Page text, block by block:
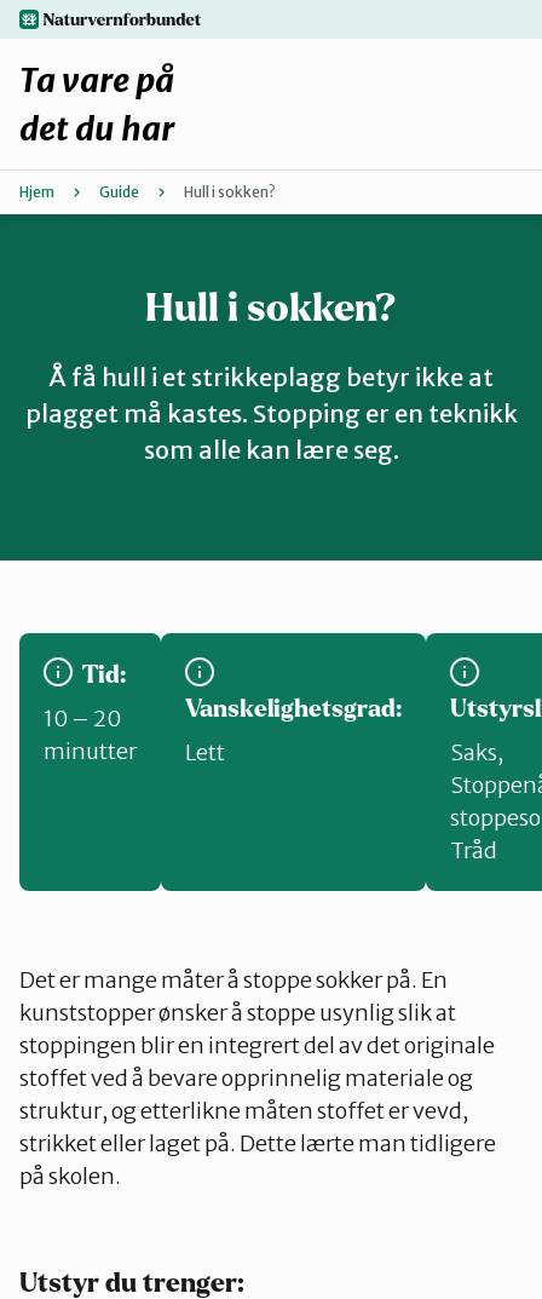
Hopp
til
hovedinnhold
Fiksetips
Forbehold
Mitt navn
Møt reparatørene
naturvernforbundet.no
Ta vare på
det du har
Hjem Guide Hull i sokken?
Hull i sokken?
Å få hull i et strikkeplagg betyr ikke at
plagget må kastes. Stopping er en teknikk
som alle kan lære seg.
Tid:
10 – 20
minutter
Vanskelighetsgrad:
Lett Saks,
Tråd
Det er mange måter å stoppe sokker på. En
kunststopper ønsker å stoppe usynlig slik at
stoppingen blir en integrert del av det originale
stoffet ved å bevare opprinnelig materiale og
struktur, og etterlikne måten stoffet er vevd,
strikket eller laget på. Dette lærte man tidligere
på skolen.
Utstyr du trenger: